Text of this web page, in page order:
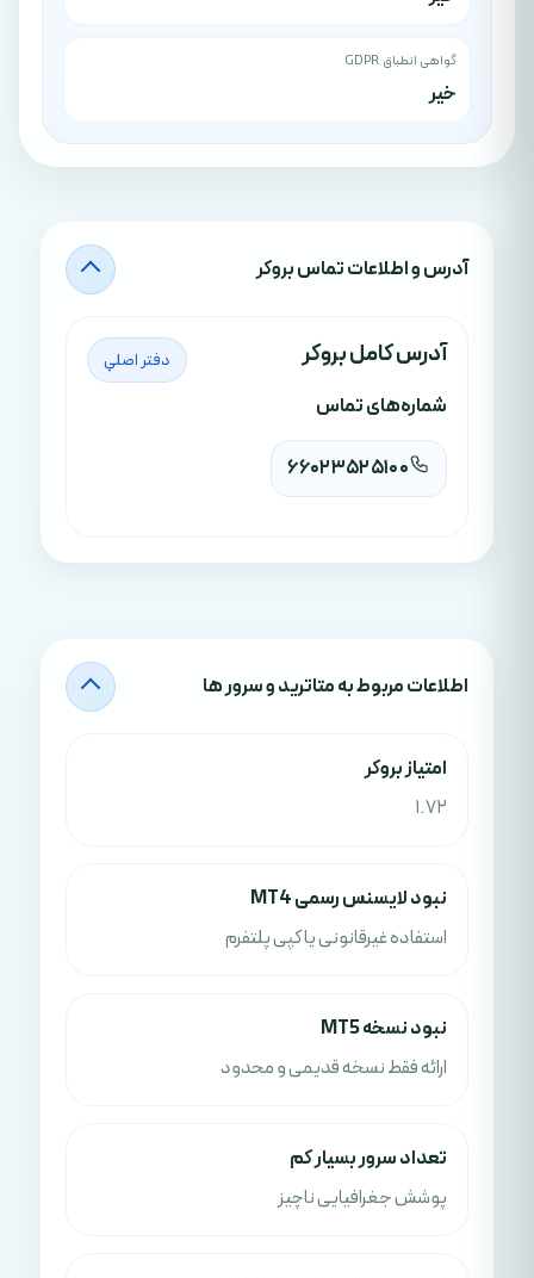
گواهی انطباق GDPR
خیر
آدرس‌ و اطلاعات تماس بروکر
آدرس کامل بروکر دفتر اصلي
شماره‌های تماس
66023525100
اطلاعات مربوط به متاترید و سرور ها
امتياز بروکر
1.72
نبود لایسنس رسمی MT4
استفاده غیرقانونی یا کپی پلتفرم
نبود نسخه MT5
ارائه فقط نسخه قدیمی و محدود
تعداد سرور بسیار کم
پوشش جغرافیایی ناچیز